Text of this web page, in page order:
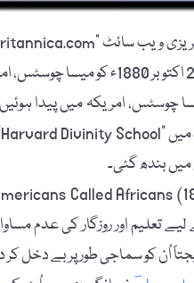
1802ء کو میسا چوسٹس، امریکہ میں
بندھ گئی۔
لیے تعلیم اور روزگار کی عدم
کو سماجی طور پر بے دخل کر دیا گیا، جس